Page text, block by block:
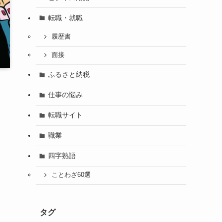
転職・就職
履歴書
面接
ふるさと納税
仕事の悩み
転職サイト
職業
四字熟語
ことわざ60選
タグ